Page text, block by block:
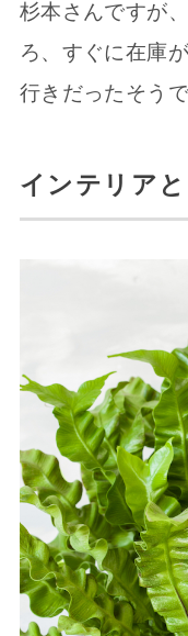
杉本さんですが
ろ、すぐに在庫
行きだったそうで
インテリア